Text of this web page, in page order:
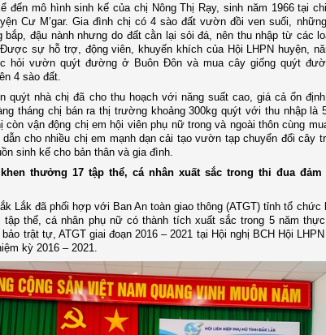
đến mô hình sinh kế của chị Nông Thị Rạy, sinh năm 1966 tại
Cư M’gar. Gia đình chị có 4 sào đất vườn đồi ven suối,
bắp, đậu nành nhưng do đất cằn lại sỏi đá, nên thu nhập từ các
sự hỗ trợ, động viên, khuyến khích của Hội LHPN huyện,
hỏi vườn quýt đường ở Buôn Đôn và mua cây giống quýt
4 sào đất.
quýt nhà chị đã cho thu hoạch với năng suất cao, giá cả ổn
tháng chị bán ra thị trường khoảng 300kg quýt với thu nhập là
còn vận động chị em hội viên phụ nữ trong và ngoài thôn cùng
cho nhiều chị em mạnh dạn cải tạo vườn tạp chuyển đổi cây
sinh kế cho bản thân và gia đình.
thưởng 17 tập thể, cá nhân xuất sắc trong thi đua
Lắk đã phối hợp với Ban An toàn giao thông (ATGT) tỉnh tổ chức
tập thể, cá nhân phụ nữ có thành tích xuất sắc trong 5 năm thực
trật tự, ATGT giai đoạn 2016 – 2021 tại Hội nghị BCH Hội
kỳ 2016 – 2021.